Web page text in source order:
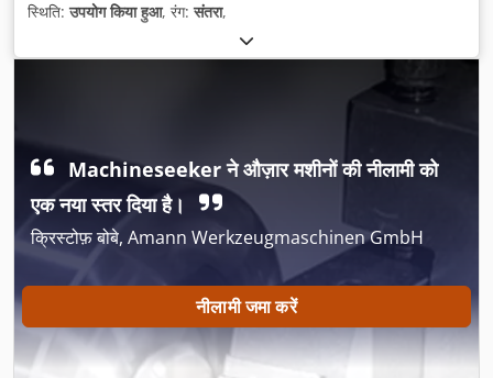
स्थिति:उपयोग किया हुआ, रंग:संतरा,
Machineseeker ने औज़ार मशीनों की नीलामी को
एक नया स्तर दिया है।
क्रिस्टोफ़ बोबे, Amann Werkzeugmaschinen GmbH
नीलामी जमा करें